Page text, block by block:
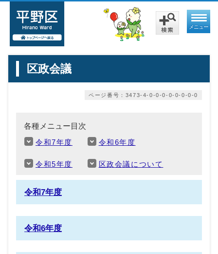
メニュー
区政会議
ページ番号：3473-4-0-0-0-0-0-0-0-0
各種メニュー目次
令和7年度 令和6年度
令和5年度 区政会議について
令和7年度
令和6年度